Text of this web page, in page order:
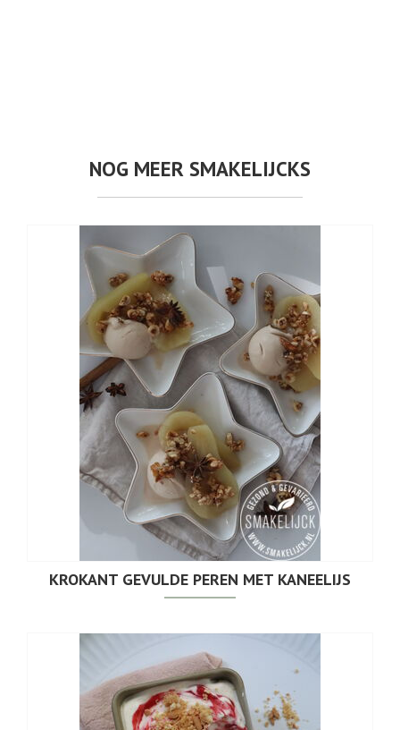
NOG MEER SMAKELIJCKS
KROKANT GEVULDE PEREN MET KANEELIJS